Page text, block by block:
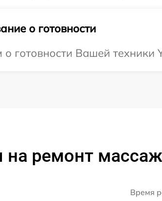
о готовности
Вашей техники
ремонт
Время